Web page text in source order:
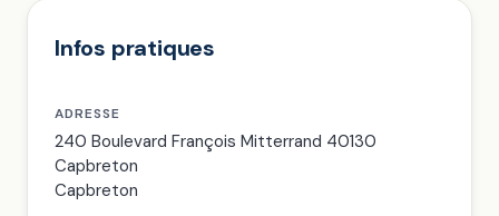
Infos pratiques
ADRESSE
240 Boulevard François Mitterrand 40130
Capbreton
Capbreton